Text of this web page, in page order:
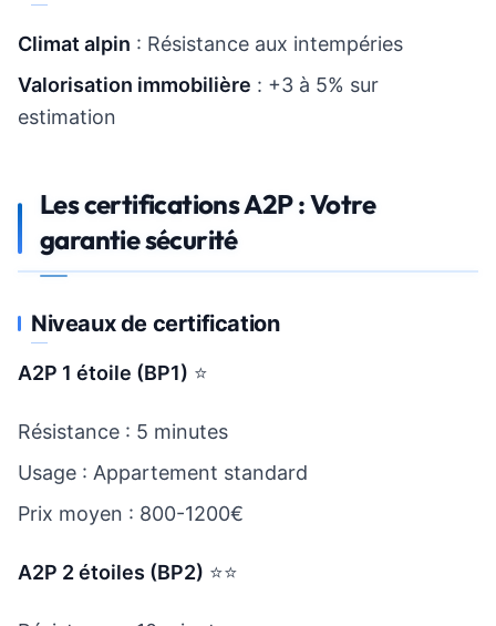
Climat alpin : Résistance aux intempéries
Valorisation immobilière : +3 à 5% sur
estimation
Les certifications A2P : Votre
garantie sécurité
Niveaux de certification
A2P 1 étoile (BP1) ⭐
Résistance : 5 minutes
Usage : Appartement standard
Prix moyen : 800-1200€
A2P 2 étoiles (BP2) ⭐⭐